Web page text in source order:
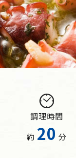
調理時間
約 20 分